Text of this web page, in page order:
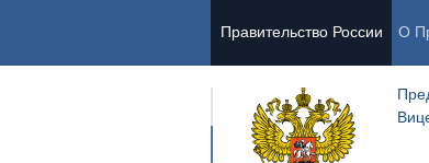
Правительство России О